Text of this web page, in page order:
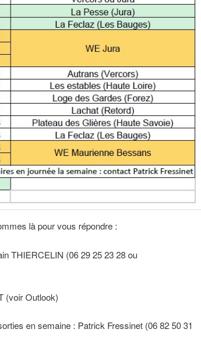
là pour vous répondre :
THIERCELIN (06 29 25 23 28 ou
(voir Outlook)
en semaine : Patrick Fressinet (06 82 50 31